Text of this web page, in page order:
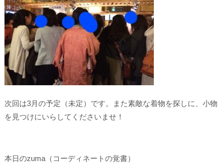
次回は3月の予定（未定）です。また素敵な着物を探しに、小物
を見つけにいらしてくださいませ！
本日のzuma（コーディネートの覚書）